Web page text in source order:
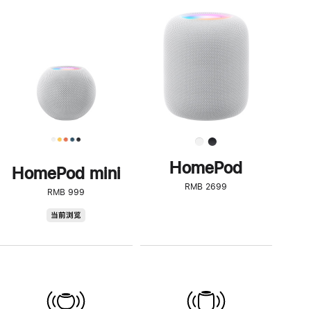
HomePod mini
RMB 999
当前浏览
步
了
解
HomePod<
HomePod
RMB 2699